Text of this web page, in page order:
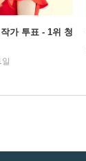
가 투표 - 1위 청